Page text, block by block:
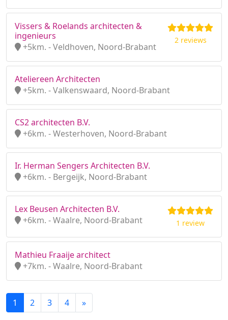
Vissers & Roelands architecten &
ingenieurs
+5km. - Veldhoven, Noord-Brabant
2 reviews
Ateliereen Architecten
+5km. - Valkenswaard, Noord-Brabant
CS2 architecten B.V.
+6km. - Westerhoven, Noord-Brabant
Ir. Herman Sengers Architecten B.V.
+6km. - Bergeijk, Noord-Brabant
Lex Beusen Architecten B.V.
+6km. - Waalre, Noord-Brabant
1 review
Mathieu Fraaije architect
+7km. - Waalre, Noord-Brabant
1 2 3 4 »